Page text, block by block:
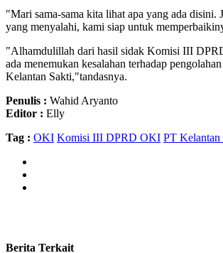
"Mari sama-sama kita lihat apa yang ada disini.
yang menyalahi, kami siap untuk
"Alhamdulillah dari hasil sidak Komisi III
ada menemukan kesalahan terhadap
Kelantan Sakti,"tandasnya.
Penulis : Wahid Aryanto
Editor : Elly
Tag : OKI Komisi III DPRD OKI PT Kelantan
Berita Terkait